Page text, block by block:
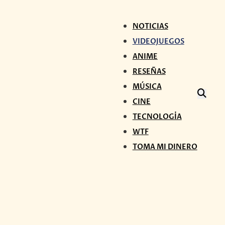
NOTICIAS
VIDEOJUEGOS
ANIME
RESEÑAS
MÚSICA
CINE
TECNOLOGÍA
WTF
TOMA MI DINERO